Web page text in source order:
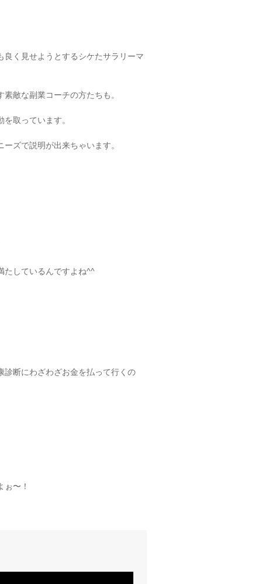
良く見せようとするシケたサラリーマ
敵な副業コーチの方たちも。
取っています。
ズで説明が出来ちゃいます。
たしているんですよね^^
診断にわざわざお金を払って行くの
〜！